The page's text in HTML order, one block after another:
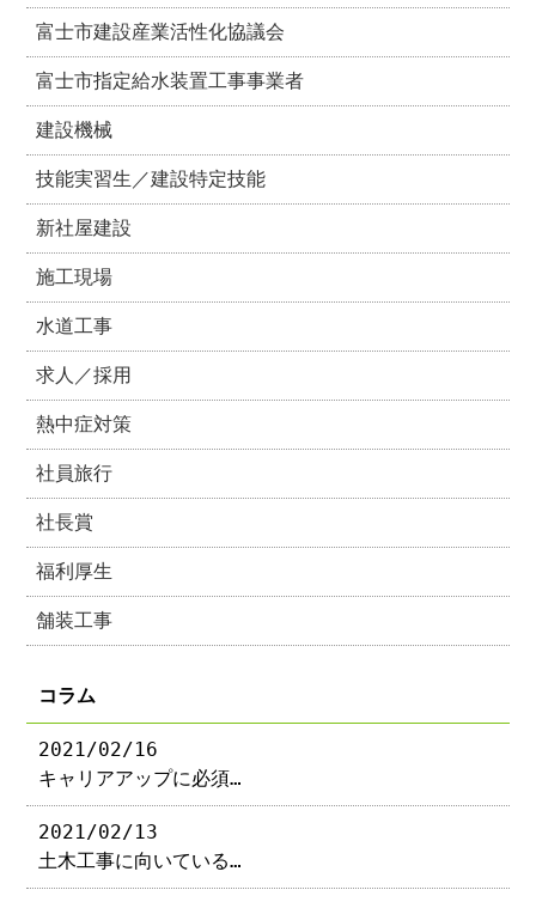
富士市建設産業活性化協議会
富士市指定給水装置工事事業者
建設機械
技能実習生／建設特定技能
新社屋建設
施工現場
水道工事
求人／採用
熱中症対策
社員旅行
社長賞
福利厚生
舗装工事
コラム
2021/02/16
キャリアアップに必須…
2021/02/13
土木工事に向いている…